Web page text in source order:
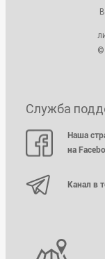
©
Служба
Наша
на
Канал в